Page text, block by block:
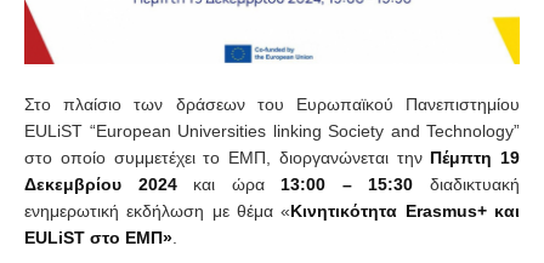
Στο πλαίσιο των δράσεων του Ευρωπαϊκού Πανεπιστημίου
EULiST “European Universities linking Society and Technology”
στο οποίο συμμετέχει το ΕΜΠ, διοργανώνεται την Πέμπτη 19
Δεκεμβρίου 2024και ώρα 13:00 – 15:30 διαδικτυακή
ενημερωτική εκδήλωση με θέμα «Κινητικότητα Erasmus+ και
EULiST στο ΕΜΠ»